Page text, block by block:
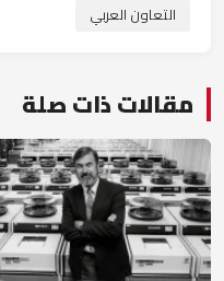
التعاون العربي
مقالات ذات صلة